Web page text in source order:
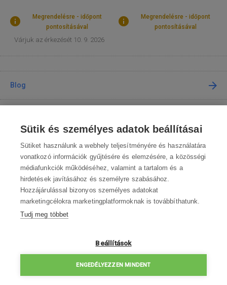
Megrendelésre - időpont
pontosításával
Várjuk az érkezését 10. 9. 2026
Megrendelésre - időpont
pontosításával
Blog
A vásárlásról
Kapcsolat
Lépjen kapcsolatba velünk
Hé-Pé 8:00—16:30
Sütik és személyes adatok beállításai
Sütiket használunk a webhely teljesítményére és használatára
vonatkozó információk gyűjtésére és elemzésére, a közösségi
médiafunkciók működéséhez, valamint a tartalom és a
hirdetések javításához és személyre szabásához.
Hozzájárulással bizonyos személyes adatokat
marketingcélokra marketingplatformoknak is továbbíthatunk.
Tudj meg többet
Beállítások
ENGEDÉLYEZZEN MINDENT